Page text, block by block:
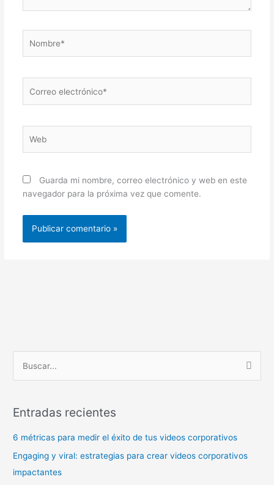
electrónico*
Guarda mi nombre, correo electrónico y web en este
navegador para la próxima vez que comente.
c
a
r
p
Entradas recientes
6 métricas para medir el éxito de tus videos corporativos
Engaging y viral: estrategias para crear videos corporativos
impactantes